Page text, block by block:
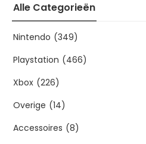
Alle Categorieën
Nintendo (349)
Playstation (466)
Xbox (226)
Overige (14)
Accessoires (8)